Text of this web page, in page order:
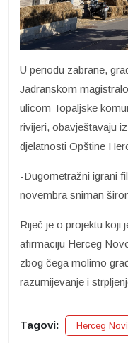
U periodu zabrane,
Jadranskom
ulicom Topaljske
rivijeri, obavještavaju
djelatnosti Opštine
-Dugometražni igrani
novembra sniman
Riječ je o projektu koji
afirmaciju Herceg
zbog čega molimo
razumijevanje i
Tagovi: Herceg Novi